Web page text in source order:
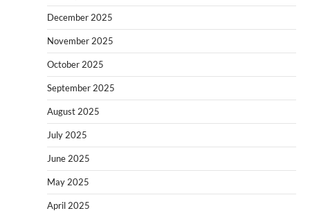
December 2025
November 2025
October 2025
September 2025
August 2025
July 2025
June 2025
May 2025
April 2025